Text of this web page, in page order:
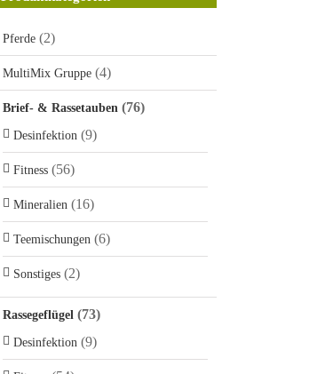
Pferde (2)
MultiMix Gruppe (4)
Brief- & Rassetauben (76)
Desinfektion (9)
Fitness (56)
Mineralien (16)
Teemischungen (6)
Sonstiges (2)
Rassegeflügel (73)
Desinfektion (9)